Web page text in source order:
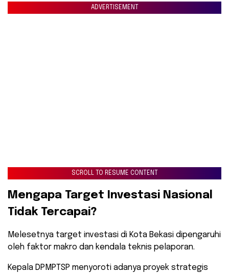
ADVERTISEMENT
SCROLL TO RESUME CONTENT
​Mengapa Target Investasi Nasional
Tidak Tercapai?
​Melesetnya target investasi di Kota Bekasi dipengaruhi
oleh faktor makro dan kendala teknis pelaporan.
Kepala DPMPTSP menyoroti adanya proyek strategis